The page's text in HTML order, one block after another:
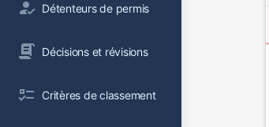
Détenteurs de permis
Décisions et révisions
Critères de classement